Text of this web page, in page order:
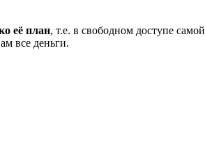
её план, т.е. в свободном доступе
все деньги.